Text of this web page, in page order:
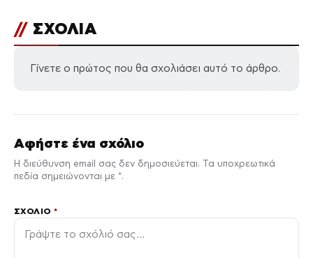
// ΣΧΟΛΙΑ
Γίνετε ο πρώτος που θα σχολιάσει αυτό το άρθρο.
Αφήστε ένα σχόλιο
Η διεύθυνση email σας δεν δημοσιεύεται. Τα υποχρεωτικά
πεδία σημειώνονται με *.
ΣΧΌΛΙΟ*